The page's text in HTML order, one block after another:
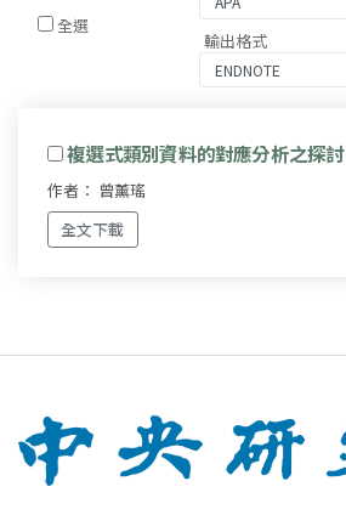
全選
輸出格式
複選式類別資料的對應分析之探討
作者： 曾薰瑤
全文下載